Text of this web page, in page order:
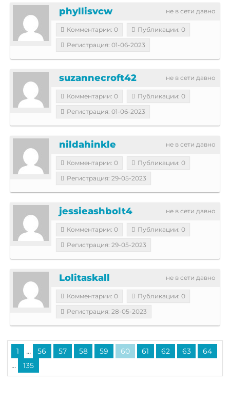
не в сети давно
phyllisvcw
Комментарии: 0
Публикации: 0
Регистрация: 01-06-2023
не в сети давно
suzannecroft42
Комментарии: 0
Публикации: 0
Регистрация: 01-06-2023
не в сети давно
nildahinkle
Комментарии: 0
Публикации: 0
Регистрация: 29-05-2023
не в сети давно
jessieashbolt4
Комментарии: 0
Публикации: 0
Регистрация: 29-05-2023
не в сети давно
Lolitaskall
Комментарии: 0
Публикации: 0
Регистрация: 28-05-2023
1 ... 56 57 58 59 60 61 62 63 64
... 135